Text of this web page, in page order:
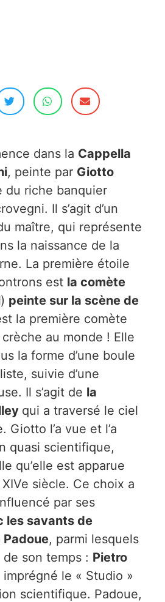
dans la Cappella
, peinte par Giotto
du riche banquier
Il s’agit d’un
maître, qui représente
la naissance de la
La première étoile
est la comète
) peinte sur la scène de
la première comète
au monde ! Elle
la forme d’une boule
suivie d’une
Il s’agit de la
qui a traversé le ciel
Giotto l’a vue et l’a
quasi scientifique,
qu’elle est apparue
siècle. Ce choix a
par ses
les savants de
Padoue, parmi lesquels
son temps : Pietro
imprégné le « Studio »
scientifique. Padoue,